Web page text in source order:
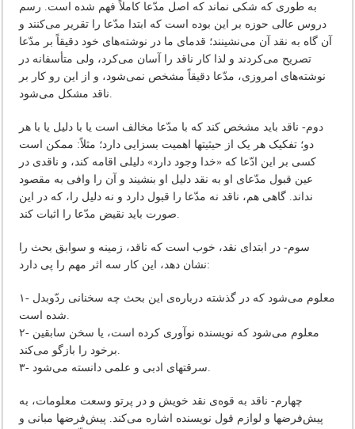
به‌ طوری‌ که‌ شکی‌ نماند که‌ اصل‌ مدّعا کاملاً فهم‌ شده‌ است‌. رسم‌
دروس‌ عالی‌ حوزه‌ بر این‌ بوده‌ است‌ که‌ ابتدا مدّعا را تقریر می‌کنند و
آن‌ گاه‌ به‌ نقد آن‌ می‌نشینند؛ قدمای‌ ما در نوشته‌های‌ خود دقیقاً بر مدّعا
تصریح‌ می‌کردند و لذا کار ناقد را آسان‌ می‌کرد، ولی‌ متأسفانه‌ در
نوشته‌های‌ امروزی‌، مدّعا دقیقاً مشخص‌ نمی‌شود، و از این‌ رو کار بر
ناقد مشکل‌ می‌شود.
دوم‌- ناقد باید مشخص‌ کند که‌ با مدّعا مخالف‌ است‌ یا با دلیل‌ یا با هر
دو؛ تفکیک‌ هر یک‌ از حیثیتها اهمیت‌ بسزایی‌ دارد؛ مثلاً: ممکن‌ است‌
کسی‌ بر این‌ ادّعا که‌ «خدا وجود دارد» دلیلی‌ اقامه‌ کند، و ناقدی‌ در
عین‌ قبول‌ مدّعای‌ او به‌ نقد دلیل‌ او بنشیند و آن‌ را وافی‌ به‌ مقصود
نداند. گاهی‌ هم‌، ناقد نه‌ مدّعا را قبول‌ دارد و نه‌ دلیل‌ را، که‌ در این‌
صورت‌ باید نقیض‌ مدّعا را اثبات‌ کند.
سوم‌- در ابتدای‌ نقد، خوب‌ است‌ که‌ ناقد، زمینه‌ و سوابق‌ بحث‌ را
نشان‌ دهد، این‌ کار سه‌ اثر مهم‌ را پی‌ دارد:
۱- معلوم‌ می‌شود که‌ در گذشته‌ درباره‌ی‌ این‌ بحث‌ چه‌ سخنانی‌ ردّوبدل‌
شده‌ است‌.
۲- معلوم‌ می‌شود که‌ نویسنده‌ نوآوری‌ کرده‌ است‌، یا سخن‌ سابقین‌
برخود را بازگو می‌کند.
۳- سرقتهای‌ ادبی‌ و علمی‌ دانسته‌ می‌شود.
چهارم‌- ناقد به‌ قوه‌ی‌ نقد خویش‌ و در پرتو وسعت‌ معلومات‌، به‌
پیش‌فرضها و لوازم‌ قول‌ نویسنده‌ اشاره‌ می‌کند. پیش‌فرضها مبانی‌ و